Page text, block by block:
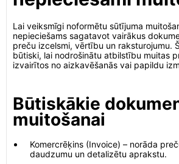
Lai veiksmīgi noformētu sūtījuma
nepieciešams sagatavot vairākus
preču izcelsmi, vērtību un raksturojumu.
būtiski, lai nodrošinātu atbilstību muitas
izvairītos no aizkavēšanās vai papildu
Būtiskākie
muitošanai
Komercrēķins (Invoice) – norāda
daudzumu un detalizētu aprakstu.